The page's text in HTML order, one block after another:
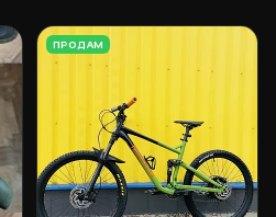
ПРОДАМ